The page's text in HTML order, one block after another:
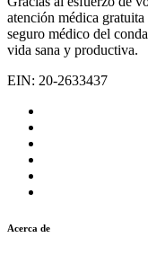
atención médica
seguro médico del
vida sana y productiva.
EIN: 20-2633437
Acerca de